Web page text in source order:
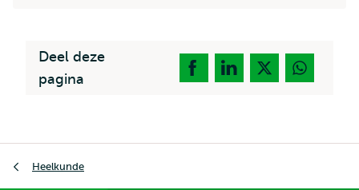
Deel deze
pagina
Heelkunde